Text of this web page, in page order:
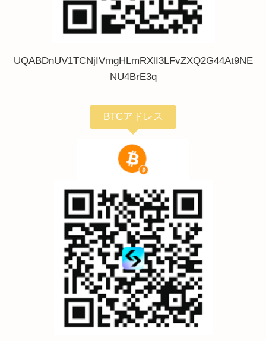
UQABDnUV1TCNjIVmgHLmRXlI3LFvZXQ2G44At9NE
NU4BrE3q
BTCアドレス